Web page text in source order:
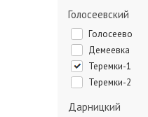
Голосеевский
Голосеево
Демеевка
Теремки-1
Теремки-2
Дарницкий